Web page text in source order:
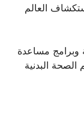
العالم
وبرامج مساعدة
البدنية